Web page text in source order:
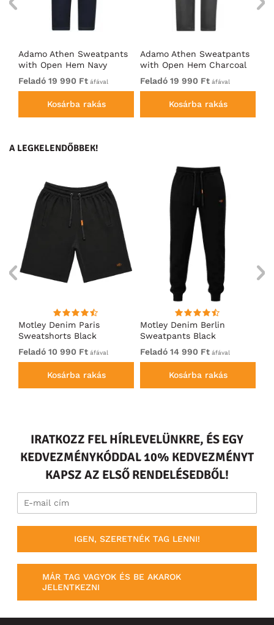
Adamo Athen Sweatpants
with Open Hem Navy
Feladó 19 990 Ft áfával
Kosárba rakás
Adamo Athen Sweatpants
with Open Hem Charcoal
Feladó 19 990 Ft áfával
Kosárba rakás
A LEGKELENDŐBBEK!
Motley Denim Paris
Sweatshorts Black
Feladó 10 990 Ft áfával
Kosárba rakás
Motley Denim Berlin
Sweatpants Black
Feladó 14 990 Ft áfával
Kosárba rakás
IRATKOZZ FEL HÍRLEVELÜNKRE, ÉS EGY
KEDVEZMÉNYKÓDDAL 10% KEDVEZMÉNYT
KAPSZ AZ ELSŐ RENDELÉSEDBŐL!
IGEN, SZERETNÉK TAG LENNI!
MÁR TAG VAGYOK ÉS BE AKAROK
JELENTKEZNI